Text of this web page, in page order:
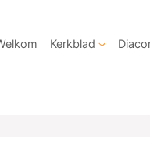
Kerkblad